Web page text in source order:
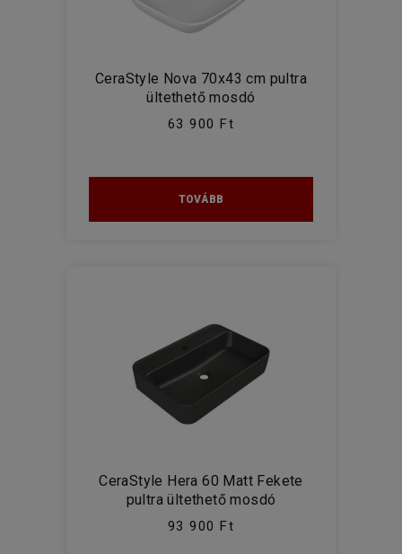
CeraStyle Nova 70x43 cm pultra
ültethető mosdó
63 900 Ft
TOVÁBB
CeraStyle Hera 60 Matt Fekete
pultra ültethető mosdó
93 900 Ft